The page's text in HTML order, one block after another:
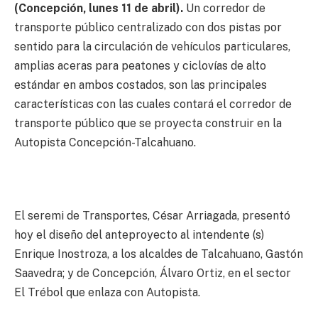
(Concepción, lunes 11 de abril). Un corredor de
transporte público centralizado con dos pistas por
sentido para la circulación de vehículos particulares,
amplias aceras para peatones y ciclovías de alto
estándar en ambos costados, son las principales
características con las cuales contará el corredor de
transporte público que se proyecta construir en la
Autopista Concepción-Talcahuano.
El seremi de Transportes, César Arriagada, presentó
hoy el diseño del anteproyecto al intendente (s)
Enrique Inostroza, a los alcaldes de Talcahuano, Gastón
Saavedra; y de Concepción, Álvaro Ortiz, en el sector
El Trébol que enlaza con Autopista.